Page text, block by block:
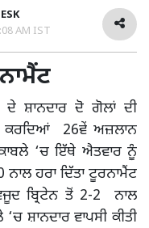
AM IST
ਦੇ ਸ਼ਾਨਦਾਰ ਦੋ ਗੋਲਾਂ ਦੀ
ਕਰਦਿਆਂ 26ਵੇਂ ਅਜ਼ਲਾਨ
‘ਚ ਇੱਥੇ ਐਤਵਾਰ ਨੂੰ
ਹਰਾ ਦਿੱਤਾ ਟੂਰਨਾਮੈਂਟ
ਬ੍ਰਿਟੇਨ ਤੋਂ 2-2 ਨਾਲ
ਸ਼ਾਨਦਾਰ ਵਾਪਸੀ ਕੀਤੀ